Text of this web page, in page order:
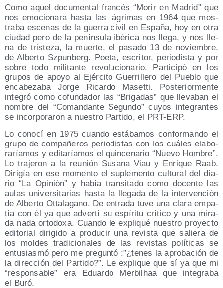
Como aquel docu­men­tal fran­cés “Morir en Madrid” que
nos emo­cio­na­ra has­ta las lágri­mas en 1964 que mos­
tra­ba esce­nas de la gue­rra civil en Espa­ña, hoy en otra
ciu­dad pero de la penín­su­la ibé­ri­ca nos lle­ga, y nos lle­
na de tris­te­za, la muer­te, el pasa­do 13 de noviem­bre,
de Alber­to Szpun­berg. Poe­ta, escri­tor, perio­dis­ta y por
sobre todo mili­tan­te revo­lu­cio­na­rio. Par­ti­ci­pó en los
gru­pos de apo­yo al Ejér­ci­to Gue­rri­lle­ro del Pue­blo que
enca­be­za­ba Jor­ge Ricar­do Maset­ti. Pos­te­rior­men­te
inte­gró como cofun­da­dor las “Bri­ga­das” que lle­va­ban el
nom­bre del “Coman­dan­te Segun­do” cuyos inte­gran­tes
se incor­po­ra­ron a nues­tro Par­ti­do, el PRT-ERP.
Lo cono­cí en 1975 cuan­do está­ba­mos con­for­man­do el
gru­po de com­pa­ñe­ros perio­dis­tas con los cuá­les ela­bo­
ra­ría­mos y edi­ta­ría­mos el quin­ce­na­rio “Nue­vo Hom­bre”.
Lo tra­je­ron a la reu­nión Susa­na Viau y Enri­que Raab.
Diri­gía en ese momen­to el suple­men­to cul­tu­ral del dia­
rio “La Opi­nión” y había tran­si­ta­do como docen­te las
aulas uni­ver­si­ta­rias has­ta la lle­ga­da de la inter­ven­ción
de Alber­to Otta­la­gano. De entra­da tuve una cla­ra empa­
tía con él ya que adver­tí su espí­ri­tu crí­ti­co y una mira­
da nada orto­do­xa. Cuan­do le expli­qué nues­tro pro­yec­to
edi­to­rial diri­gi­do a pro­du­cir una revis­ta que salie­ra de
los mol­des tra­di­cio­na­les de las revis­tas polí­ti­cas se
entu­sias­mó pero me pre­gun­tó :”¿tenes la apro­ba­ción de
la direc­ción del Par­ti­do?”. Le expli­que que sí ya que mi
“res­pon­sa­ble” era Eduar­do Mer­bilhaa que inte­gra­ba
el Buró.